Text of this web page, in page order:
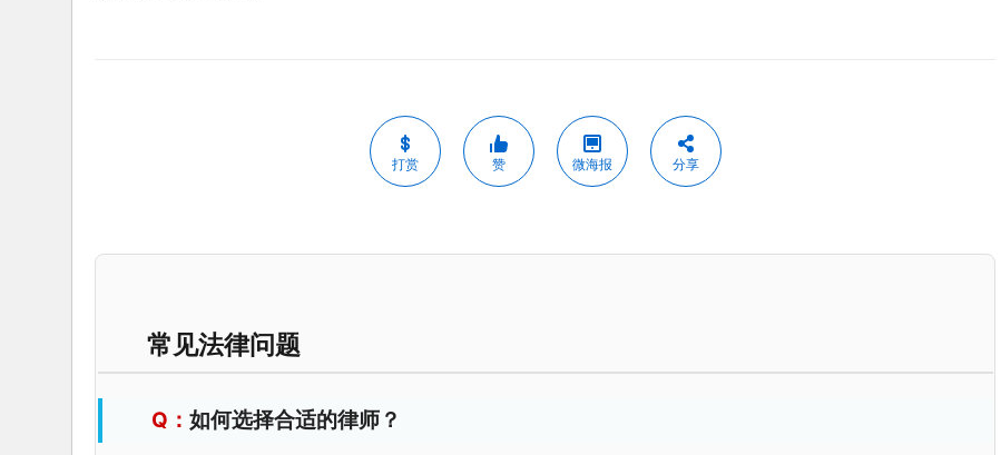
打赏 赞 微海报 分享
常见法律问题
如何选择合适的律师？